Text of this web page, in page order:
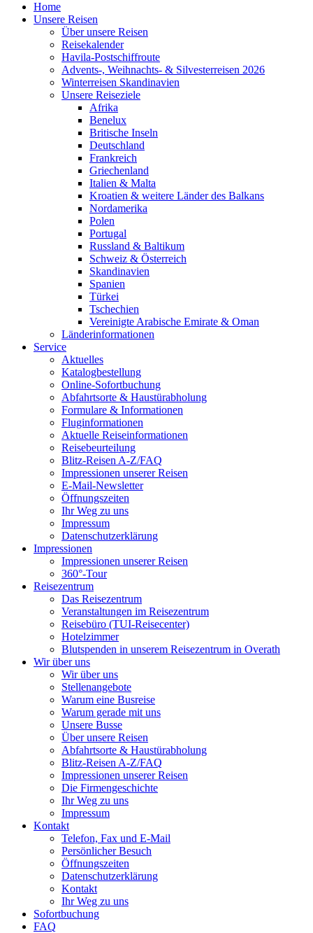
Home
Unsere Reisen
Über unsere Reisen
Reisekalender
Havila-Postschiffroute
Advents-, Weihnachts- & Silvesterreisen 2026
Winterreisen Skandinavien
Unsere Reiseziele
Afrika
Benelux
Britische Inseln
Deutschland
Frankreich
Griechenland
Italien & Malta
Kroatien & weitere Länder des Balkans
Nordamerika
Polen
Portugal
Russland & Baltikum
Schweiz & Österreich
Skandinavien
Spanien
Türkei
Tschechien
Vereinigte Arabische Emirate & Oman
Länderinformationen
Service
Aktuelles
Katalogbestellung
Online-Sofortbuchung
Abfahrtsorte & Haustürabholung
Formulare & Informationen
Fluginformationen
Aktuelle Reiseinformationen
Reisebeurteilung
Blitz-Reisen A-Z/FAQ
Impressionen unserer Reisen
E-Mail-Newsletter
Öffnungszeiten
Ihr Weg zu uns
Impressum
Datenschutzerklärung
Impressionen
Impressionen unserer Reisen
360°-Tour
Reisezentrum
Das Reisezentrum
Veranstaltungen im Reisezentrum
Reisebüro (TUI-Reisecenter)
Hotelzimmer
Blutspenden in unserem Reisezentrum in Overath
Wir über uns
Wir über uns
Stellenangebote
Warum eine Busreise
Warum gerade mit uns
Unsere Busse
Über unsere Reisen
Abfahrtsorte & Haustürabholung
Blitz-Reisen A-Z/FAQ
Impressionen unserer Reisen
Die Firmengeschichte
Ihr Weg zu uns
Impressum
Kontakt
Telefon, Fax und E-Mail
Persönlicher Besuch
Öffnungszeiten
Datenschutzerklärung
Kontakt
Ihr Weg zu uns
Sofortbuchung
FAQ